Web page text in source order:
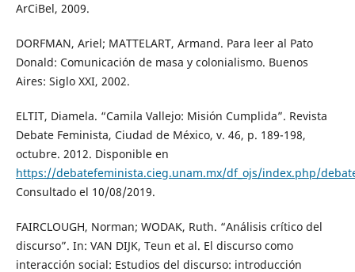
ArCiBel, 2009.
DORFMAN, Ariel; MATTELART, Armand. Para leer al Pato
Donald: Comunicación de masa y colonialismo. Buenos
Aires: Siglo XXI, 2002.
ELTIT, Diamela. “Camila Vallejo: Misión Cumplida”. Revista
Debate Feminista, Ciudad de México, v. 46, p. 189-198,
octubre. 2012. Disponible en
https://debatefeminista.cieg.unam.mx/df_ojs/index.php/
Consultado el 10/08/2019.
FAIRCLOUGH, Norman; WODAK, Ruth. “Análisis crítico del
discurso”. In: VAN DIJK, Teun et al. El discurso como
interacción social: Estudios del discurso: introducción